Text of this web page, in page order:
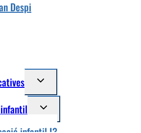
Despi
Alterna
el
menú
Alterna